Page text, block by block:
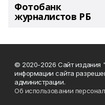
Фотобанк
журналистов РБ
© 2020-2026 Сайт издания
информации сайта
администрации.
Об использовании